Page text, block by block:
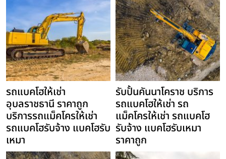
รถแบคโฮให้เช่า
อุบลราชธานี ราคาถูก
บริการรถแม็คโครให้เช่า
รถแบคโฮรับจ้าง แบคโฮรับ
เหมา
รับปั้นคันนาโคราช บริการ
รถแบคโฮให้เช่า รถ
แม็คโครให้เช่า รถแบคโฮ
รับจ้าง แบคโฮรับเหมา
ราคาถูก